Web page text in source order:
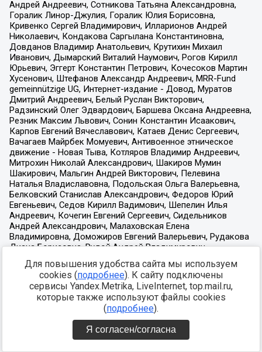
Для повышения удобства сайта мы используем
cookies (подробнее). К сайту подключены
сервисы Yandex.Metrika, LiveInternet, top.mail.ru,
которые также используют файлы cookies
(подробнее).
Я согласен/согласна